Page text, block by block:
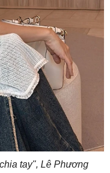
tay", Lê Phương